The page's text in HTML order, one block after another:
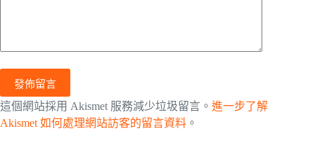
發佈留言
這個網站採用 Akismet 服務減少垃圾留言。 進一步了解
Akismet 如何處理網站訪客的留言資料 。